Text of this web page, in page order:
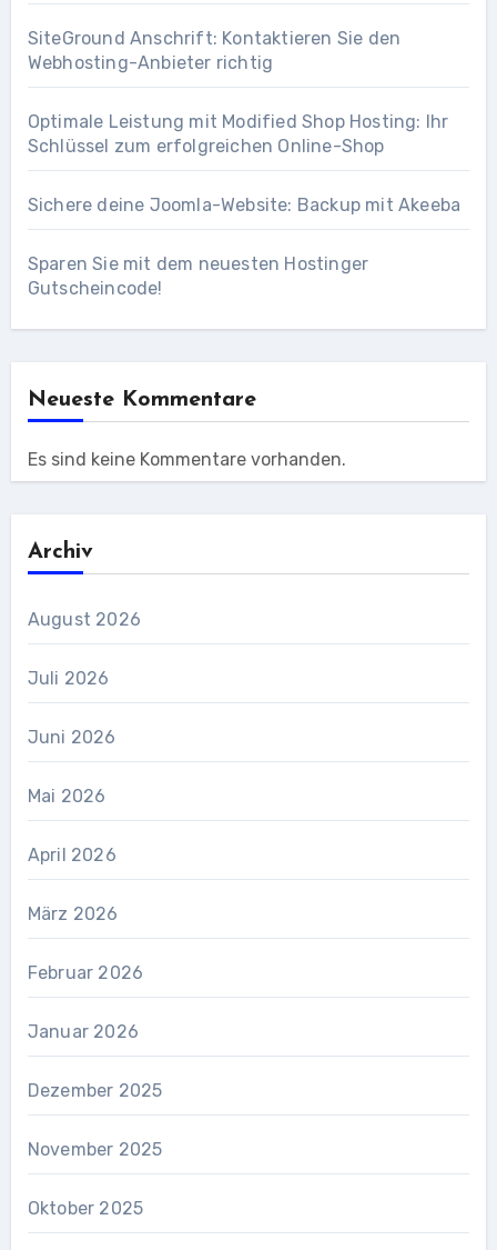
SiteGround Anschrift: Kontaktieren Sie den
Webhosting-Anbieter richtig
Optimale Leistung mit Modified Shop Hosting: Ihr
Schlüssel zum erfolgreichen Online-Shop
Sichere deine Joomla-Website: Backup mit Akeeba
Sparen Sie mit dem neuesten Hostinger
Gutscheincode!
Neueste Kommentare
Es sind keine Kommentare vorhanden.
Archiv
August 2026
Juli 2026
Juni 2026
Mai 2026
April 2026
März 2026
Februar 2026
Januar 2026
Dezember 2025
November 2025
Oktober 2025